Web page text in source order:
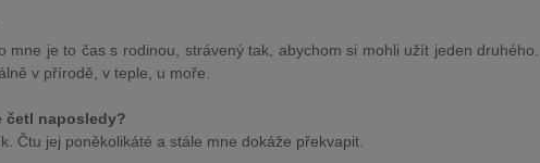
mne je to čas s rodinou, strávený tak, abychom si mohli užít jeden druhého.
v přírodě, v teple, u moře.
četl naposledy?
Čtu jej poněkolikáté a stále mne dokáže překvapit.